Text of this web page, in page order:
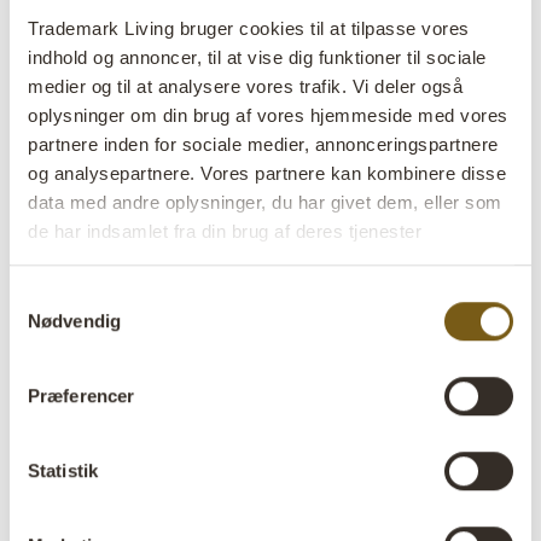
Trademark Living bruger cookies til at tilpasse vores
indhold og annoncer, til at vise dig funktioner til sociale
medier og til at analysere vores trafik. Vi deler også
oplysninger om din brug af vores hjemmeside med vores
partnere inden for sociale medier, annonceringspartnere
og analysepartnere. Vores partnere kan kombinere disse
data med andre oplysninger, du har givet dem, eller som
de har indsamlet fra din brug af deres tjenester
Nødvendig
Præferencer
Statistik
har indrettet med genbrugsmøbler og interiør i
genbrugsmaterialer. På den måde er vi med til at
spare på ressourcerne her på jorden.«